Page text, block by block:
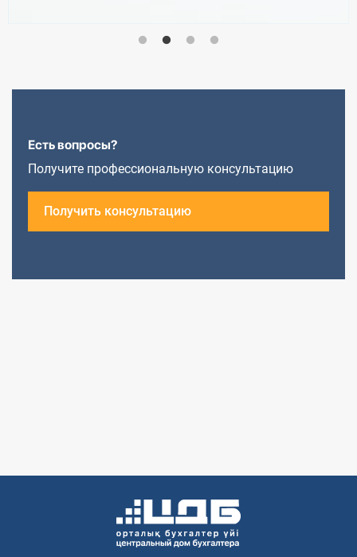
Есть вопросы?
Получите профессиональную консультацию
Получить консультацию